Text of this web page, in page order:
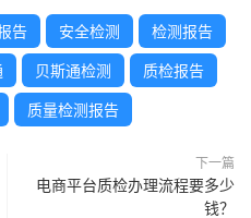
告 安全检测 检测报告
贝斯通检测 质检报告
质量检测报告
下一篇
电商平台质检办理流程要多少
钱？